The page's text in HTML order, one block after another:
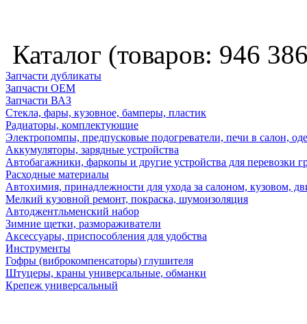
Каталог (товаров: 946
Запчасти дубликаты
Запчасти ОЕМ
Запчасти ВАЗ
Стекла, фары, кузовное, бамперы, пластик
Радиаторы, комплектующие
Электропомпы, предпусковые подогреватели, печи в салон,
Аккумуляторы, зарядные устройства
Автобагажники, фаркопы и другие устройства для перевозки
Расходные материалы
Автохимия, принадлежности для ухода за салоном, кузовом,
Мелкий кузовной ремонт, покраска, шумоизоляция
Автоджентльменский набор
Зимние щетки, размораживатели
Аксессуары, приспособления для удобства
Инструменты
Гофры (виброкомпенсаторы) глушителя
Штуцеры, краны универсальные, обманки
Крепеж универсальный